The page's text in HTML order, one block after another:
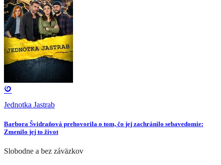
Jednotka Jastrab
Barbora Švidraňová prehovorila o tom, čo jej zachránilo sebavedomie:
Zmenilo jej to život
Slobodne a bez záväzkov